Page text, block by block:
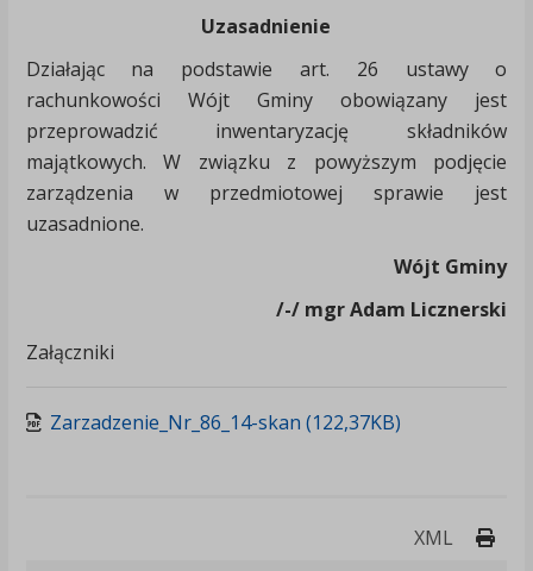
Uzasadnienie
Działając na podstawie art. 26 ustawy o
rachunkowości Wójt Gminy obowiązany jest
przeprowadzić inwentaryzację składników
majątkowych. W związku z powyższym podjęcie
zarządzenia w przedmiotowej sprawie jest
uzasadnione.
Wójt Gminy
/-/ mgr Adam Licznerski
Załączniki
Zarzadzenie_Nr_86_14-skan (122,37KB)
XML